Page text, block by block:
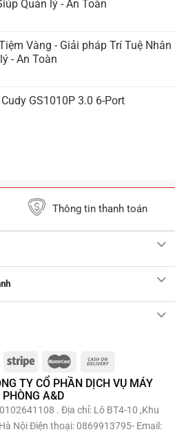
Quản lý - An Toàn
Vàng - Giải pháp Trí Tuệ Nhân
- An Toàn
GS1010P 3.0 6-Port
Thông tin thanh toán
TY CỔ PHẦN DỊCH VỤ MÁY
A&D
. Địa chỉ: Lô BT4-10 ,Khu
Nội Điện thoại: 0869913795- Email: